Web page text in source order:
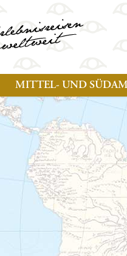
Länder
Ägypten
Botswana
Eswatini (Swasiland)
Kap Verde
Kenia
Lesotho
Madagaskar
Marokko
Simbabwe
MITTEL- UND
der Reise
Djoser Reisen (13)
Djoser Family (8)
Wander- und Fahrradreisen